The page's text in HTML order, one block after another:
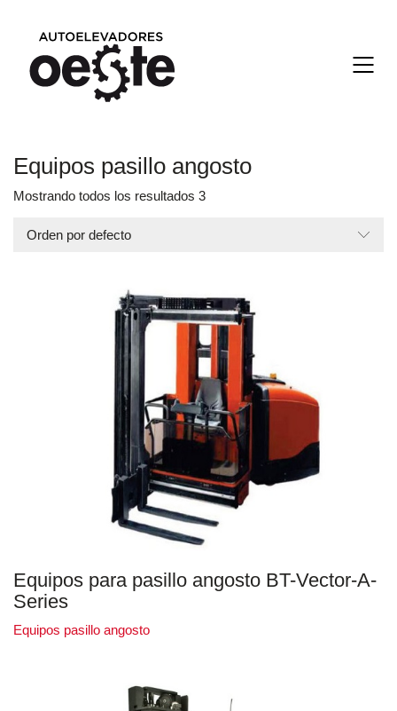
Equipos pasillo angosto
Mostrando todos los resultados 3
Orden por defecto
Equipos para pasillo angosto BT-Vector-A-
Series
Equipos pasillo angosto